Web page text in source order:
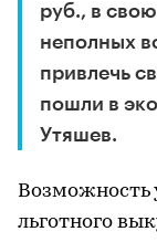
руб., в
неполных
привлечь
пошли в
Утяшев.
Возможность
льготного